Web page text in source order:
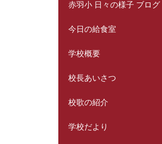
赤羽小 日々の様子 ブログ
今日の給食室
学校概要
校長あいさつ
校歌の紹介
学校だより